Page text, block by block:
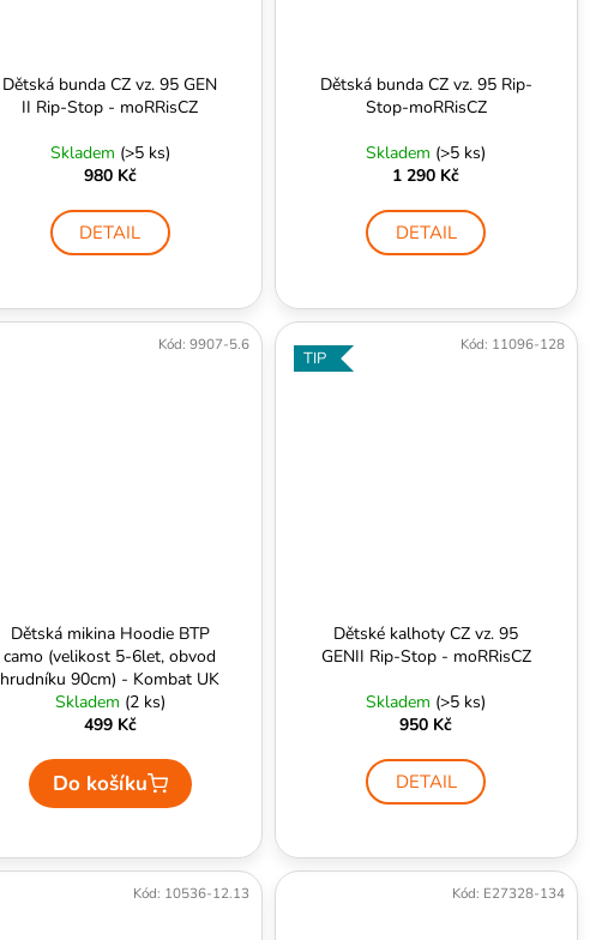
Dětská bunda CZ vz. 95 GEN
II Rip-Stop - moRRisCZ
Skladem (>5 ks)
980 Kč
DETAIL
Dětská bunda CZ vz. 95 Rip-
Stop-moRRisCZ
Skladem (>5 ks)
1 290 Kč
DETAIL
Dětská mikina Hoodie BTP
camo (velikost 5-6let, obvod
hrudníku 90cm) - Kombat UK
Skladem (2 ks)
499 Kč
Do košíku
Kód: 9907-5.6
TIP
Dětské kalhoty CZ vz. 95
GENII Rip-Stop - moRRisCZ
Skladem (>5 ks)
950 Kč
DETAIL
Kód: 11096-128
Kód: 10536-12.13 Kód: E27328-134